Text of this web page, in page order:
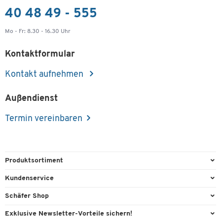
40 48 49 - 555
Mo - Fr: 8.30 - 16.30 Uhr
Kontaktformular
Kontakt aufnehmen
Außendienst
Termin vereinbaren
Produktsortiment
Büroausstattung
Kundenservice
Direktbestellung
Schäfer Shop
AGB
Exklusive Newsletter-Vorteile sichern!